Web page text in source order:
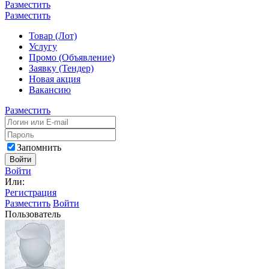
Разместить
Разместить
Товар (Лот)
Услугу
Промо (Объявление)
Заявку (Тендер)
Новая акция
Вакансию
Разместить
Запомнить
Войти
Войти
Или:
Регистрация
Разместить Войти
Пользователь